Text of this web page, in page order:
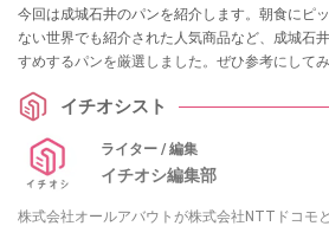
今回は成城石井のパンを紹介します。朝食にピ
ない世界でも紹介された人気商品など、成城石
すめするパンを厳選しました。ぜひ参考にしてみ
イチオシスト
ライター / 編集
イチオシ編集部
株式会社オールアバウトが株式会社NTTドコモ